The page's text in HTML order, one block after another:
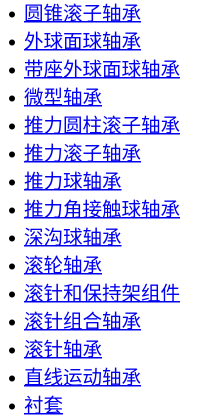
圆锥滚子轴承
外球面球轴承
带座外球面球轴承
微型轴承
推力圆柱滚子轴承
推力滚子轴承
推力球轴承
推力角接触球轴承
深沟球轴承
滚轮轴承
滚针和保持架组件
滚针组合轴承
滚针轴承
直线运动轴承
衬套